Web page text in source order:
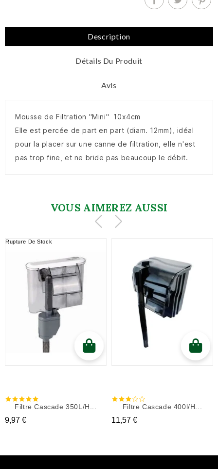
Description
Détails Du Produit
Avis
Mousse de Filtration "Mini" 10x4cm
Elle est percée de part en part (diam. 12mm), idéal
pour la placer sur une canne de filtration, elle n'est
pas trop fine, et ne bride pas beaucoup le débit.
VOUS AIMEREZ AUSSI
Rupture De Stock
Filtre Cascade 350L/h...
Prix
9,97 €
Filtre Cascade 400l/h...
Prix
11,57 €